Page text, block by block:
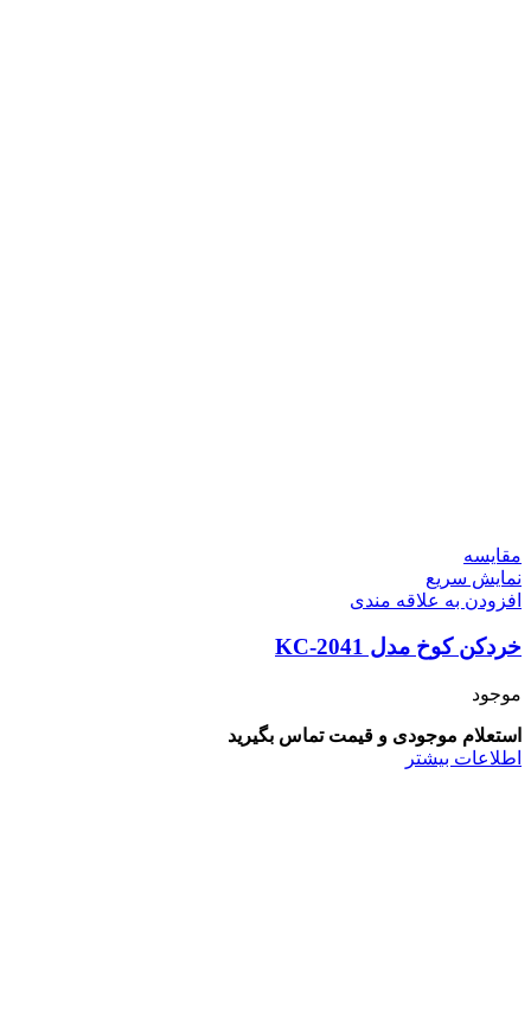
مقايسه
نمایش سریع
افزودن به علاقه مندی
خردکن کوخ مدل KC-2041
موجود
استعلام موجودی و قیمت تماس بگیرید
اطلاعات بیشتر